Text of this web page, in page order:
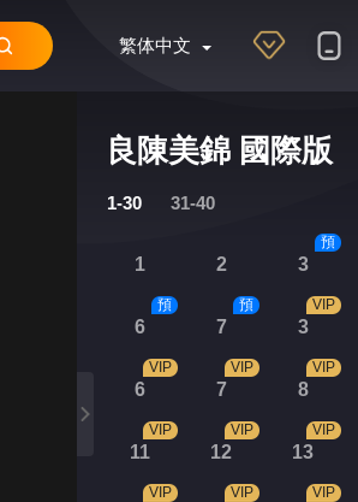
繁体中文
良陳美錦 國際版
1-30 31-40
1 2 3
預
6
預
7
預
3
VIP
6
VIP
7
VIP
8
VIP
11
VIP
12
VIP
13
VIP
VIP VIP VIP